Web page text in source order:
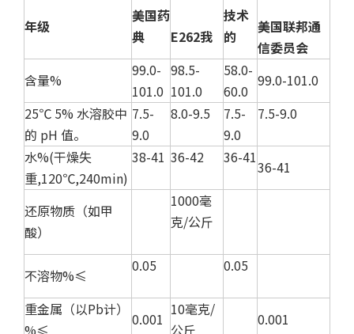
年级
美国药
典
E262我
技术
的
美国联邦通
信委员会
含量%
99.0-
101.0
98.5-
101.0
58.0-
60.0
99.0-101.0
25℃ 5% 水溶胶中
的 pH 值。
7.5-
9.0
8.0-9.5
7.5-
9.0
7.5-9.0
水%(干燥失
重,120℃,240min)
38-41 36-42 36-41
36-41
还原物质（如甲
酸）
1000毫
克/公斤
不溶物%≤
0.05 0.05
重金属（以Pb计）
%≤
0.001
10毫克/
公斤
0.001